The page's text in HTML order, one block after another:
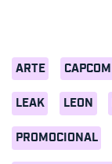
ARTE CAPCOM
LEAK LEON
PROMOCIONAL